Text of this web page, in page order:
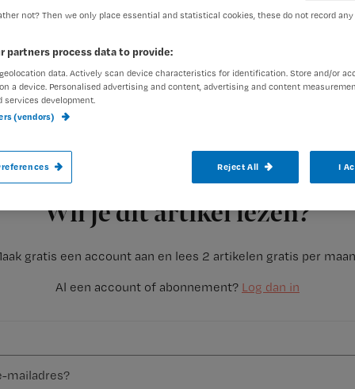
Wil je dit artikel lezen?
gratis een account aan en lees 2 artikelen gratis per
Al een account of abonnement? Log dan in
De NZa onderzoekt welke kenmerken
uitgaven voor wijkverpleging. Een
een eerste indruk.
not? Then we only place essential and statistical cookies, these do not record
partners process data to provide:
data. Actively scan device characteristics for identification. Store and/or
a device. Personalised advertising and content, advertising and content
services development.
(vendors)
Reject All I